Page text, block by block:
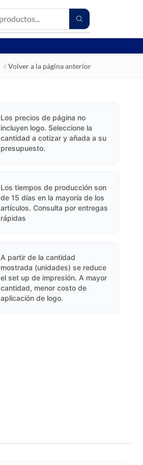
Volver a la página anterior
Los precios de página no
incluyen logo. Seleccione la
cantidad a cotizar y añada a su
presupuesto.
Los tiempos de producción son
de 15 días en la mayoría de los
artículos. Consulta por entregas
rápidas
A partir de la cantidad
mostrada (unidades) se reduce
el set up de impresión. A mayor
cantidad, menor costo de
aplicación de logo.